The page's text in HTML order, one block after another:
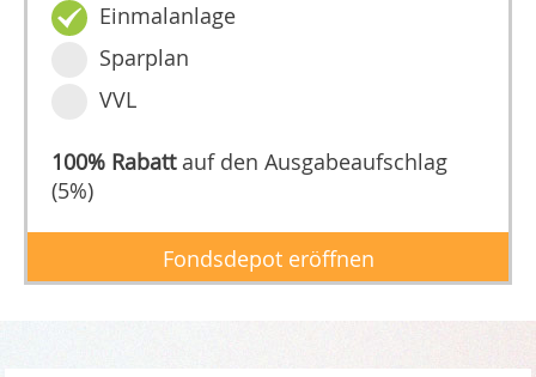
Einmalanlage
Sparplan
VVL
100% Rabattauf den Ausgabeaufschlag
(5%)
Fondsdepot eröffnen